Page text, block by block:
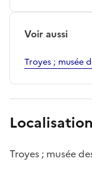
Voir aussi
Troyes ; musée
Localisation
Troyes ; musée